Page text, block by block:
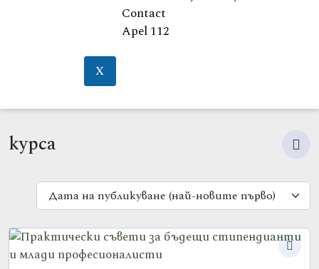
Contact
Apel 112
X
курсa